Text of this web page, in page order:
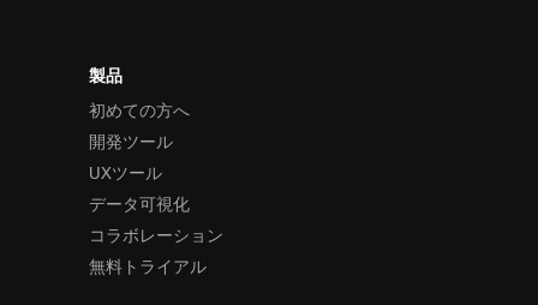
製品
初めての方へ
開発ツール
UXツール
データ可視化
コラボレーション
無料トライアル